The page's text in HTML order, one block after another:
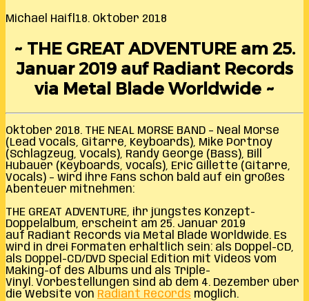
Michael Haifl 18. Oktober 2018
~ THE GREAT ADVENTURE am 25.
Januar 2019 auf Radiant Records
via Metal Blade Worldwide ~
Oktober 2018. THE NEAL MORSE BAND – Neal Morse
(Lead Vocals, Gitarre, Keyboards), Mike Portnoy
(Schlagzeug, Vocals), Randy George (Bass), Bill
Hubauer (Keyboards, vocals), Eric Gillette (Gitarre,
Vocals) – wird ihre Fans schon bald auf ein großes
Abenteuer mitnehmen:
THE GREAT ADVENTURE, ihr jüngstes Konzept-
Doppelalbum, erscheint am 25. Januar 2019
auf Radiant Records via Metal Blade Worldwide. Es
wird in drei Formaten erhältlich sein: als Doppel-CD,
als Doppel-CD/DVD Special Edition mit Videos vom
Making-of des Albums und als Triple-
Vinyl. Vorbestellungen sind ab dem 4. Dezember über
die Website von Radiant Records möglich.